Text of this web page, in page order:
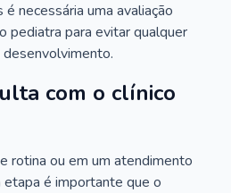
é necessária uma avaliação
pediatra para evitar qualquer
com o clínico
rotina ou em um atendimento
etapa é importante que o